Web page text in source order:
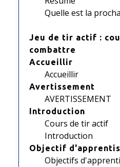
Quelle est la
Jeu de tir actif :
combattre
Accueillir
Accueillir
Avertissement
AVERTISSEMENT
Introduction
Cours de tir actif
Introduction
Objectif
Objectifs